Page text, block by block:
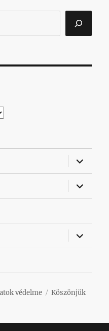
almenü
almenü
almenü
védelme
Köszönjük